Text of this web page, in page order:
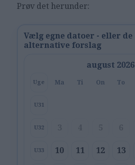
Prøv det herunder:
Vælg egne datoer - eller de
alternative forslag
august 2026
Uge Ma Ti On To
U31
U32
U33 10 11 12 13